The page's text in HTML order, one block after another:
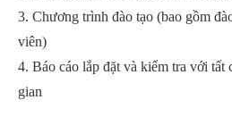
3. Chương trình đào tạo (bao gồm
viên)
4. Báo cáo lắp đặt và kiểm tra với tất
gian